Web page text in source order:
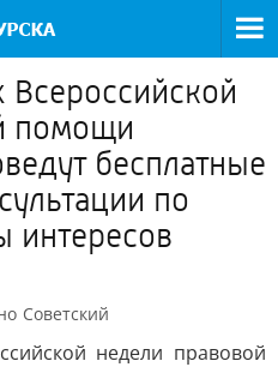
помощи
бесплатные
по
интересов
Советский
недели правовой